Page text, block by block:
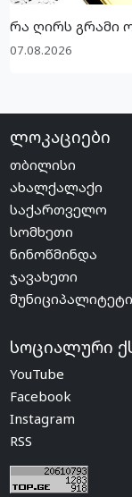
რა ღირს გრამი
07.08.2026
ლოკაციები
თბილისი
ახალქალაქი
საქართველო
სომხეთი
ნინოწმინდა
ჯავახეთი
სოციალური
YouTube
Facebook
Instagram
RSS